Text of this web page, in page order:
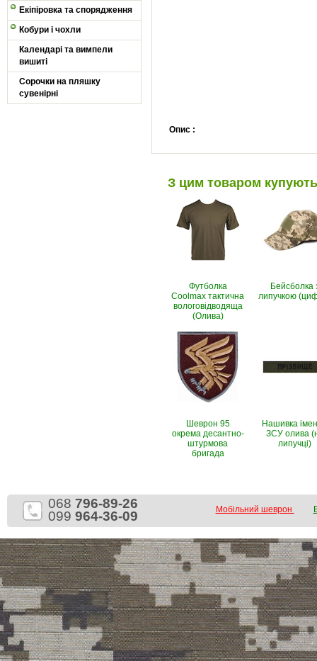
Екіпіровка та спорядження
Кобури і чохли
Календарі та вимпели
вишиті
Сорочки на пляшку
сувенірні
Опис :
З цим товаром купують
Футболка
Coolmax тактична
вологовiдводяща
(Олива)
Бейсболка
липучкою
Шеврон 95
окрема десантно-
штурмова
бригада
Нашивка
ЗСУ олива
липучці)
068 796-89-26
099 964-36-09 Мобільний шеврон